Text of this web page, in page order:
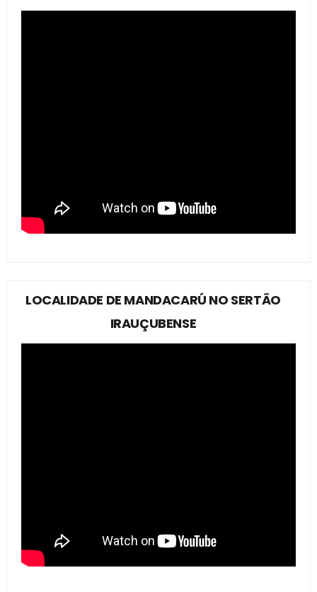
LOCALIDADE DE MANDACARÚ NO SERTÃO
IRAUÇUBENSE